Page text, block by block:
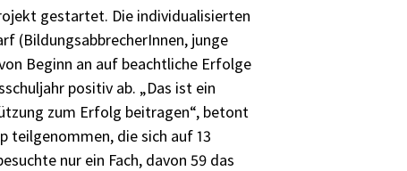
gestartet. Die individualisierten
(BildungsabbrecherInnen, junge
Beginn an auf beachtliche Erfolge
positiv ab. „Das ist ein
zum Erfolg beitragen“, betont
teilgenommen, die sich auf 13
nur ein Fach, davon 59 das